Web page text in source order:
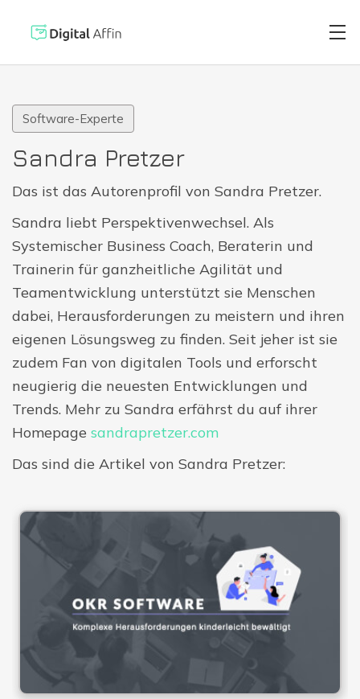
PRAXISORIENTIERTER
SOFTWARE-BLOG
Neuste Artikel
Digitale
Virtuelle
Digitale
Software-Experte
Sandra Pretzer
Das ist das Autorenprofil von Sandra Pretzer.
Sandra liebt Perspektivenwechsel. Als
Systemischer Business Coach, Beraterin und
Trainerin für ganzheitliche Agilität und
Teamentwicklung unterstützt sie Menschen
dabei, Herausforderungen zu meistern und ihren
eigenen Lösungsweg zu finden. Seit jeher ist sie
zudem Fan von digitalen Tools und erforscht
neugierig die neuesten Entwicklungen und
Trends. Mehr zu Sandra erfährst du auf ihrer
Homepage sandrapretzer.com
Das sind die Artikel von Sandra Pretzer: